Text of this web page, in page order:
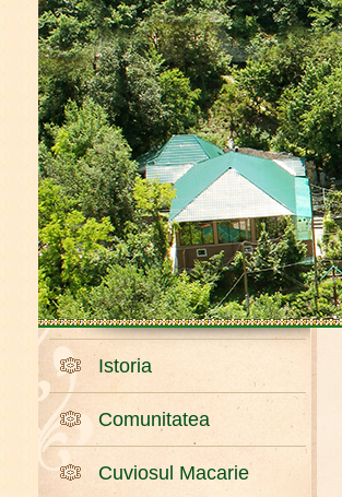
Istoria
Comunitatea
Cuviosul Macarie